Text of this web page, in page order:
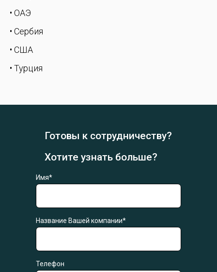
• ОАЭ
• Сербия
• США
• Турция
Готовы к сотрудничеству?
Хотите узнать больше?
Имя*
Название Вашей компании*
Телефон